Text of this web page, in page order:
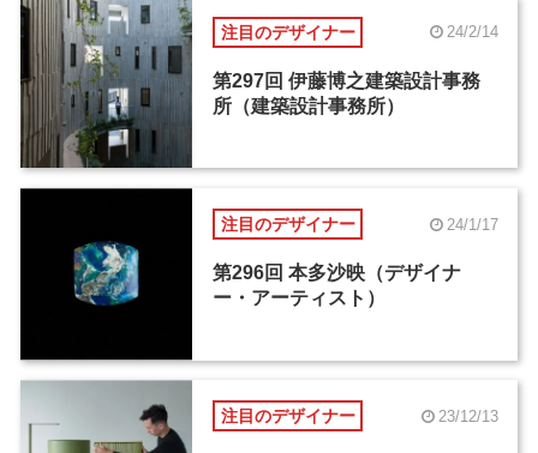
注目のデザイナー 24/2/14
第297回 伊藤博之建築設計事務
所（建築設計事務所）
注目のデザイナー 24/1/17
第296回 本多沙映（デザイナ
ー・アーティスト）
注目のデザイナー 23/12/13